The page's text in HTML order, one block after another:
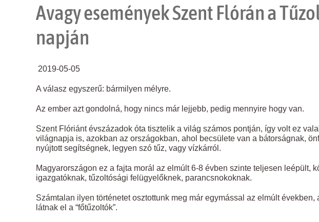
Avagy események Szent Flórán a
napján
2019-05-05
A válasz egyszerű: bármilyen mélyre.
Az ember azt gondolná, hogy nincs már lejjebb, pedig mennyire hogy van.
Szent Flóriánt évszázadok óta tisztelik a világ számos pontján, így volt ez
világnapja is, azokban az országokban, ahol becsülete van a bátorságnak,
nyújtott segítségnek, legyen szó tűz, vagy vízkárról.
Magyarországon ez a fajta morál az elmúlt 6-8 évben szinte teljesen leépült,
igazgatóknak, tűzoltósági felügyelőknek, parancsnokoknak.
Számtalan ilyen történetet osztottunk meg már egymással az elmúlt
látnak el a “főtűzoltók”.